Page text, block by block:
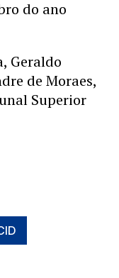
do ano
Geraldo
de Moraes,
Superior